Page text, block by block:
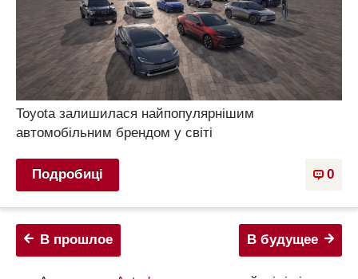
Toyota залишилася найпопулярнішим
автомобільним брендом у світі
0
Подробиці
В будущее
В прошлое